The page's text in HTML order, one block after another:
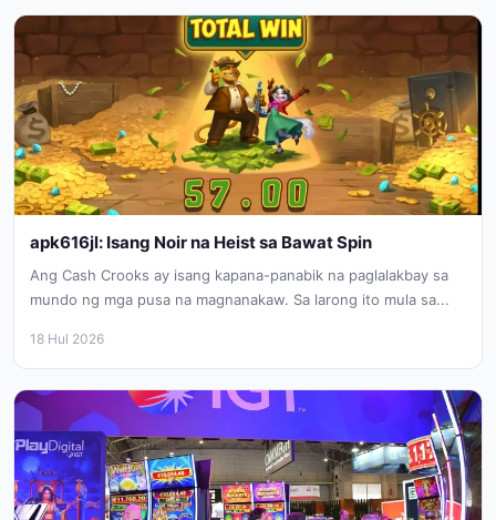
apk616jl: Isang Noir na Heist sa Bawat Spin
Ang Cash Crooks ay isang kapana-panabik na paglalakbay sa
mundo ng mga pusa na magnanakaw. Sa larong ito mula sa...
18 Hul 2026